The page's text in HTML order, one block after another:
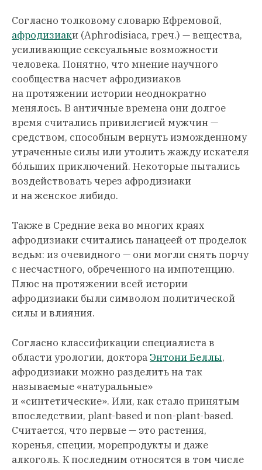
Согласно толковому словарю Ефремовой,
афродизиаки (Aphrodisiaca, греч.) — вещества,
усиливающие сексуальные возможности
человека. Понятно, что мнение научного
сообщества насчет афродизиаков
на протяжении истории неоднократно
менялось. В античные времена они долгое
время считались привилегией мужчин —
средством, способным вернуть изможденному
утраченные силы или утолить жажду искателя
бо́льших приключений. Некоторые пытались
воздействовать через афродизиаки
и на женское либидо.
Также в Средние века во многих краях
афродизиаки считались панацеей от проделок
ведьм: из очевидного — они могли снять порчу
с несчастного, обреченного на импотенцию.
Плюс на протяжении всей истории
афродизиаки были символом политической
силы и влияния.
Согласно классификации специалиста в
области урологии, доктора Энтони Беллы,
афродизиаки можно разделить на так
называемые «натуральные»
и «синтетические». Или, как стало принятым
впоследствии, plant-based и non-plant-based.
Считается, что первые — это растения,
коренья, специи, морепродукты и даже
алкоголь. К последним относятся в том числе